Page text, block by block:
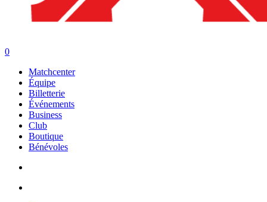
search
account
0
Matchcenter
Équipe
Billetterie
Événements
Business
Club
Boutique
Bénévoles